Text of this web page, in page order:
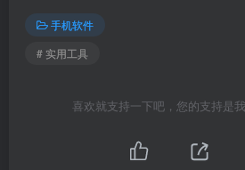
手机软件
# 实用工具
喜欢就支持一下吧，您的支持是